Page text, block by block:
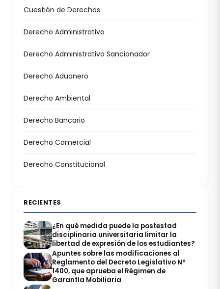
Cuestión de Derechos
Derecho Administrativo
Derecho Administrativo Sancionador
Derecho Aduanero
Derecho Ambiental
Derecho Bancario
Derecho Comercial
Derecho Constitucional
RECIENTES
¿En qué medida puede la postestad
disciplinaria universitaria limitar la
libertad de expresión de los estudiantes?
Apuntes sobre las modificaciones al
Reglamento del Decreto Legislativo Nº
1400, que aprueba el Régimen de
Garantía Mobiliaria